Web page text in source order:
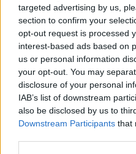
targeted advertising by us,
section to confirm your
opt-out request is processed
interest-based ads based on
us or personal information
your opt-out. You may
disclosure of your personal
IAB’s list of downstream
also be disclosed by us to
Downstream Participants that
Audronei Bunikienei atlikta
Asmeninio archyvo nuotr.